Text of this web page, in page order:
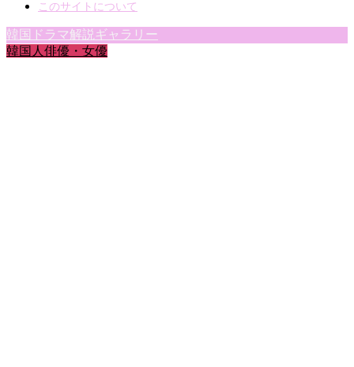
このサイトについて
韓国ドラマ解説ギャラリー
韓国人俳優・女優